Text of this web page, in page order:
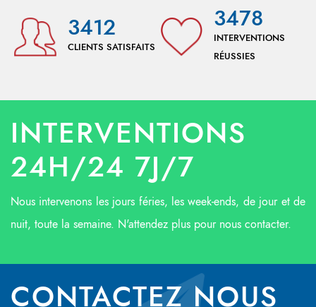
3412
CLIENTS SATISFAITS
3478
INTERVENTIONS
RÉUSSIES
INTERVENTIONS
24H/24 7J/7
Nous intervenons les jours féries, les week-ends, de jour et de
nuit, toute la semaine. N'attendez plus pour nous contacter.
CONTACTEZ NOUS